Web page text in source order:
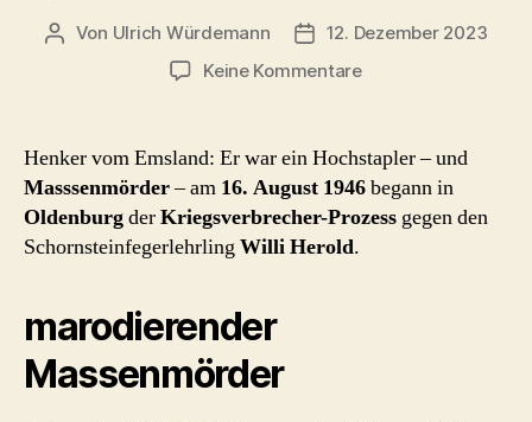
Beitragsautor
Von Ulrich Würdemann Beitragsdatum
12. Dezember 2023
Keine Kommentarezu
Prozess
gegen
den
‚Henker
Henker vom Emsland: Er war ein Hochstapler – und
Masssenmörder– am 16. August 1946begann in
OldenburgderKriegsverbrecher-Prozess gegen den
SchornsteinfegerlehrlingWilli Herold.
marodierender
Massenmörder